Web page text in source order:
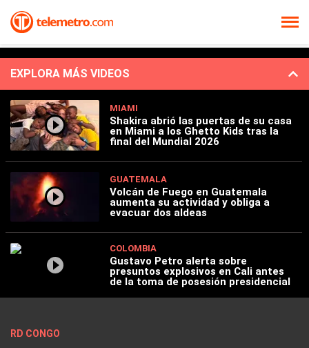
EXPLORA MÁS VIDEOS
MIAMI
Shakira abrió las puertas de su casa
en Miami a los Ghetto Kids tras la
final del Mundial 2026
GUATEMALA
Volcán de Fuego en Guatemala
aumenta su actividad y obliga a
evacuar dos aldeas
COLOMBIA
Gustavo Petro alerta sobre
presuntos explosivos en Cali antes
de la toma de posesión presidencial
RD CONGO